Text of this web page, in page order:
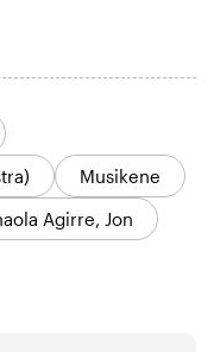
Musikene
Agirre, Jon